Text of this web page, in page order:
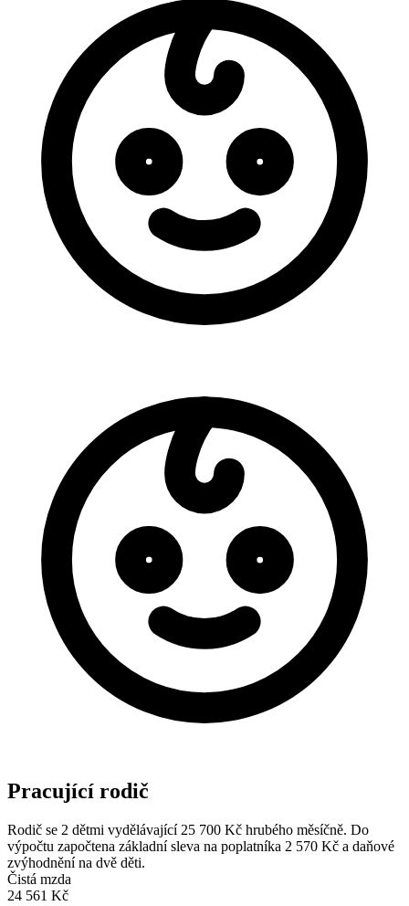
Pracující rodič
Rodič se 2 dětmi vydělávající 25 700 Kč hrubého měsíčně. Do
výpočtu započtena základní sleva na poplatníka 2 570 Kč a daňové
zvýhodnění na dvě děti.
Čistá mzda
24 561 Kč